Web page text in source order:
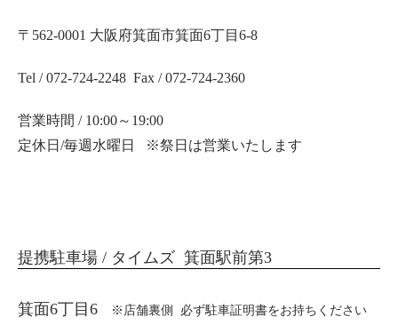
〒562-0001 大阪府箕面市箕面6丁目6-8
Tel / 072-724-2248 Fax / 072-724-2360
営業時間 / 10:00～19:00
定休日/毎週水曜日 ※祭日は営業いたします
提携駐車場 / タイムズ 箕面駅前第3
箕面6丁目6 ※店舗裏側 必ず駐車証明書をお持ちください